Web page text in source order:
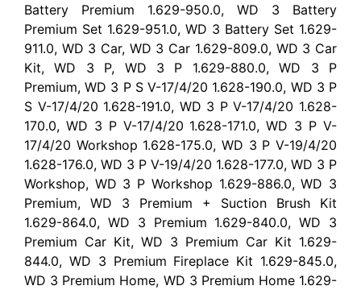
Battery Premium 1.629-950.0, WD 3 Battery
Premium Set 1.629-951.0, WD 3 Battery Set 1.629-
911.0, WD 3 Car, WD 3 Car 1.629-809.0, WD 3 Car
Kit, WD 3 P, WD 3 P 1.629-880.0, WD 3 P
Premium, WD 3 P S V-17/4/20 1.628-190.0, WD 3 P
S V-17/4/20 1.628-191.0, WD 3 P V-17/4/20 1.628-
170.0, WD 3 P V-17/4/20 1.628-171.0, WD 3 P V-
17/4/20 Workshop 1.628-175.0, WD 3 P V-19/4/20
1.628-176.0, WD 3 P V-19/4/20 1.628-177.0, WD 3 P
Workshop, WD 3 P Workshop 1.629-886.0, WD 3
Premium, WD 3 Premium + Suction Brush Kit
1.629-864.0, WD 3 Premium 1.629-840.0, WD 3
Premium Car Kit, WD 3 Premium Car Kit 1.629-
844.0, WD 3 Premium Fireplace Kit 1.629-845.0,
WD 3 Premium Home, WD 3 Premium Home 1.629-